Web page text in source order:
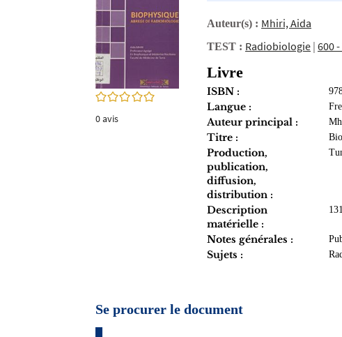
0/5
0avis
Auteur(s) : Mhiri, Aida
TEST : Radiobiologie | 600
Livre
ISBN :
Langue :
Auteur principal :
Titre :
Production,
publication,
diffusion,
distribution :
Description
matérielle :
Notes générales :
Sujets :
Se procurer le document